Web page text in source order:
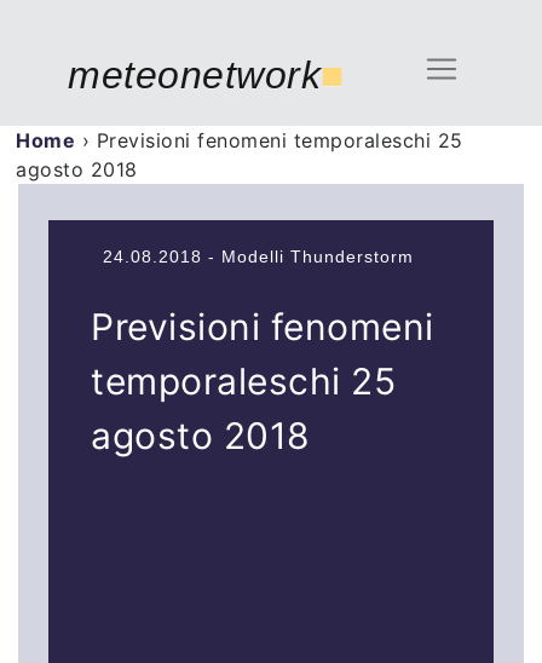
meteonetwork■
Home › Previsioni fenomeni temporaleschi 25
agosto 2018
24.08.2018 - Modelli Thunderstorm
Previsioni fenomeni
temporaleschi 25
agosto 2018